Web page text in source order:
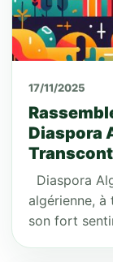
17/11/2025
Diaspora
Diaspora
algérienne,
son fort